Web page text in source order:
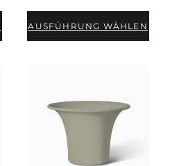
AUSFÜHRUNG WÄHLEN